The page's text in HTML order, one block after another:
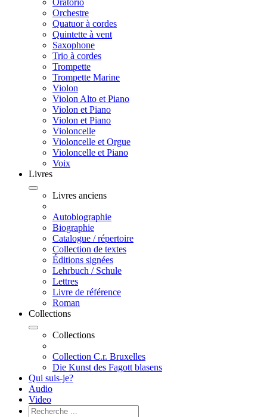
Oratorio
Orchestre
Quatuor à cordes
Quintette à vent
Saxophone
Trio à cordes
Trompette
Trompette Marine
Violon
Violon Alto et Piano
Violon et Piano
Violon et Piano
Violoncelle
Violoncelle et Orgue
Violoncelle et Piano
Voix
Livres
Livres anciens
Autobiographie
Biographie
Catalogue / répertoire
Collection de textes
Éditions signées
Lehrbuch / Schule
Lettres
Livre de référence
Roman
Collections
Collections
Collection C.r. Bruxelles
Die Kunst des Fagott blasens
Qui suis-je?
Audio
Video